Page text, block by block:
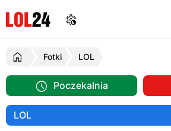
Fotki LOL
Poczekalnia